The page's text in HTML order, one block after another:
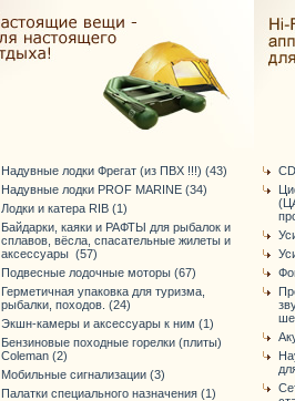
Надувные лодки Фрегат (из ПВХ !!!) (43)
Надувные лодки PROF MARINE (34)
Лодки и катера RIB (1)
Байдарки, каяки и РАФТЫ для рыбалок и
сплавов, вёсла, спасательные жилеты и
аксессуары (57)
Подвесные лодочные моторы (67)
Герметичная упаковка для туризма,
рыбалки, походов. (24)
Экшн-камеры и аксессуары к ним (1)
Бензиновые походные горелки (плиты)
Coleman (2)
Мобильные сигнализации (3)
Палатки специального назначения (1)